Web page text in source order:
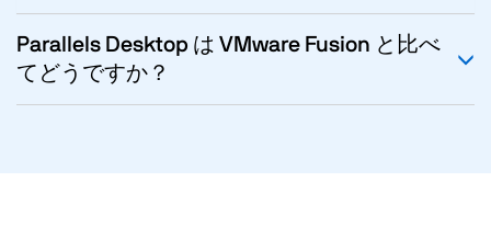
Parallels Desktop は VMware Fusion と比べ
てどうですか？